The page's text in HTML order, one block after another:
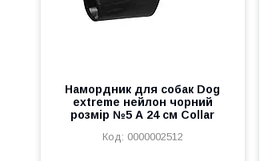
Намордник для собак Dog
extreme нейлон чорний
розмір №5 А 24 см Collar
0000002512